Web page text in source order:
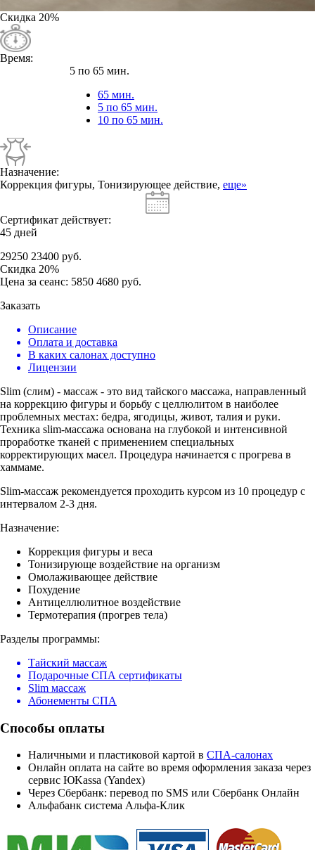
Скидка 20%
Время:
5 по 65 мин.
65 мин.
5 по 65 мин.
10 по 65 мин.
Назначение:
Коррекция фигуры, Тонизирующее действие, еще»
Сертификат действует:
45 дней
29250 23400 руб.
Скидка 20%
Цена за сеанс: 5850 4680 руб.
Заказать
Описание
Оплата и доставка
В каких салонах доступно
Лицензии
Slim (слим) - массаж - это вид тайского массажа, направленный
на коррекцию фигуры и борьбу с целлюлитом в наиболее
проблемных местах: бедра, ягодицы, живот, талия и руки.
Техника slim-массажа основана на глубокой и интенсивной
проработке тканей с применением специальных
корректирующих масел. Процедура начинается с прогрева в
хаммаме.
Slim-массаж рекомендуется проходить курсом из 10 процедур с
интервалом 2-3 дня.
Назначение:
Коррекция фигуры и веса
Тонизирующе воздействие на организм
Омолаживающее действие
Похудение
Антицеллюлитное воздействие
Термотерапия (прогрев тела)
Разделы программы:
Тайский массаж
Подарочные СПА сертификаты
Slim массаж
Абонементы СПА
Способы оплаты
Наличными и пластиковой картой в СПА-салонах
Онлайн оплата на сайте во время оформления заказа через
сервис ЮKassa (Yandex)
Через Сбербанк: перевод по SMS или Сбербанк Онлайн
Альфабанк система Альфа-Клик